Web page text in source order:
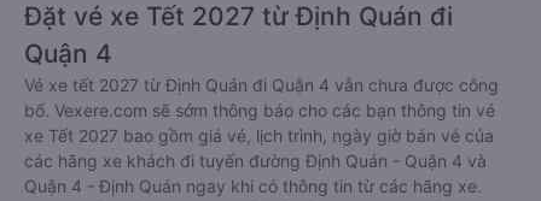
Đặt vé xe Tết 2027 từ Định Quán đi
Quận 4
Vé xe tết 2027 từ Định Quán đi Quận 4 vẫn chưa được công
bố. Vexere.com sẽ sớm thông báo cho các bạn thông tin vé
xe Tết 2027 bao gồm giá vé, lịch trình, ngày giờ bán vé của
các hãng xe khách đi tuyến đường Định Quán - Quận 4 và
Quận 4 - Định Quán ngay khi có thông tin từ các hãng xe.